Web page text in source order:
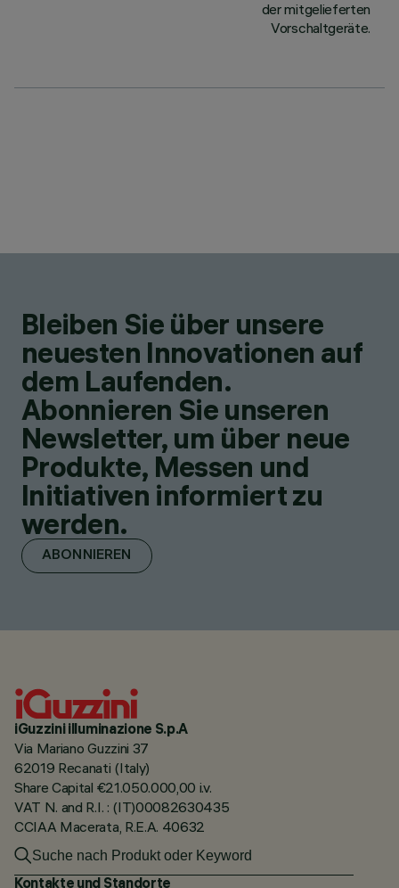
der mitgelieferten
Vorschaltgeräte.
Bleiben Sie über unsere
neuesten Innovationen auf
dem Laufenden.
Abonnieren Sie unseren
Newsletter, um über neue
Produkte, Messen und
Initiativen informiert zu
werden.
ABONNIEREN
iGuzzini illuminazione S.p.A
Via Mariano Guzzini 37
62019 Recanati (Italy)
Share Capital €21.050.000,00 i.v.
VAT N. and R.I. : (IT)00082630435
CCIAA Macerata, R.E.A. 40632
Kontakte und Standorte